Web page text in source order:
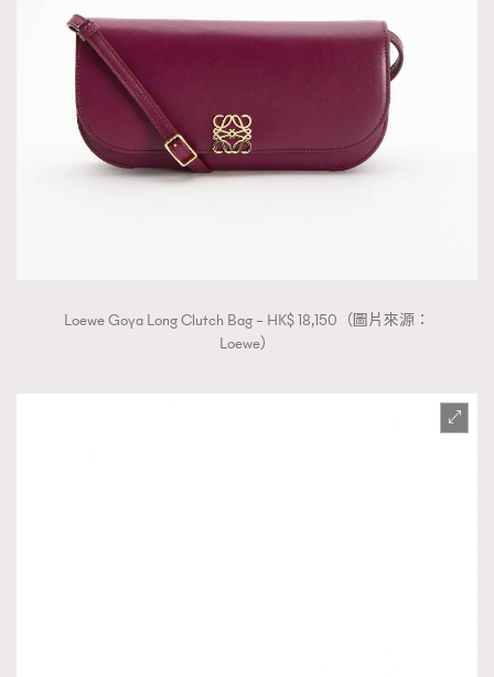
Loewe Goya Long Clutch Bag – HK$ 18,150（圖片來源：
Loewe）